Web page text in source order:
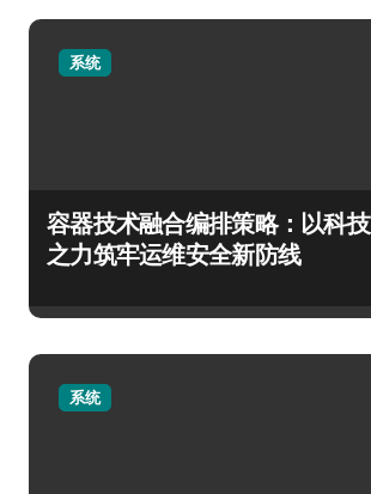
系统
容器技术融合编排策略：以科技
之力筑牢运维安全新防线
系统